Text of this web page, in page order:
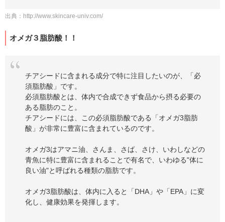
出典： http://www.skincare-univ.com/
オメガ３脂肪酸！！
チアシードに含まれる成分で特に注目したいのが、「必
須脂肪酸」です。
必須脂肪酸とは、体内で合成できず食品から摂る必要の
ある脂肪のこと。
チアシードには、この必須脂肪酸である「オメガ3脂肪
酸」が非常に豊富に含まれているのです。
オメガ3はアマニ油、さんま、さば、さけ、いわしなどの
青魚に特に豊富に含まれることで有名で、いわゆる"体に
良い油"と呼ばれる種類の脂肪です。
オメガ3脂肪酸は、体内に入ると「DHA」や「EPA」に変
化し、健康効果を発揮します。